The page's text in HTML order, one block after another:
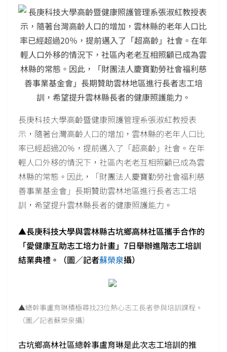
長庚科技大學高齡暨健康照護管理系張淑紅教授表
示，隨著台灣高齡人口的增加，雲林縣的老年人口比
率已經超過20％，提前邁入了「超高齡」社會。在年
輕人口外移的情況下，社區內老老互相照顧已成為雲
林縣的常態。因此，「財團法人慶寶勤勞社會福利慈
善事業基金會」長期贊助雲林地區進行長者志工培
訓，希望提升雲林縣長者的健康照護能力。
▲長庚科技大學與雲林縣古坑鄉高林社區攜手合作的
「愛健康互助志工培力計畫」7日舉辦進階志工培訓
結業典禮。（圖／記者蘇榮泉攝）
▲總幹事盧育琳積極尋找23位熱心志工長者參與培訓課程。
（圖／記者蘇榮泉攝）
古坑鄉高林社區總幹事盧育琳是此次志工培訓的推